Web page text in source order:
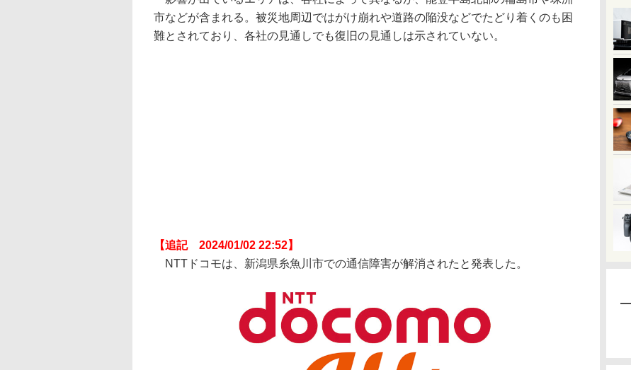
市などが含まれる。被災地周辺ではがけ崩れや道路の陥没などでたどり着くのも困
難とされており、各社の見通しでも復旧の見通しは示されていない。
【追記 2024/01/02 22:52】
NTTドコモは、新潟県糸魚川市での通信障害が解消されたと発表した。